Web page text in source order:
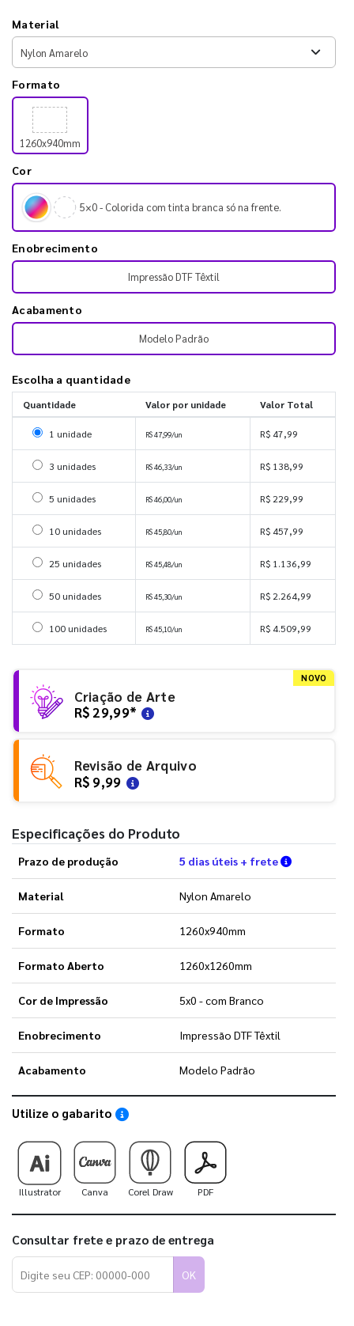
Material
Formato
1260x940mm
Cor
5×0 - Colorida com tinta branca só na frente.
Enobrecimento
Impressão DTF Têxtil
Acabamento
Modelo Padrão
Escolha a quantidade
Quantidade Valor por unidade Valor Total
Selecionar 1 unidade
1 unidade R$ 47,99/un R$ 47,99
Selecionar 3 unidades
3 unidades R$ 46,33/un R$ 138,99
Selecionar 5 unidades
5 unidades R$ 46,00/un R$ 229,99
Selecionar 10 unidades
10 unidades R$ 45,80/un R$ 457,99
Selecionar 25 unidades
25 unidades R$ 45,48/un R$ 1.136,99
Selecionar 50 unidades
50 unidades R$ 45,30/un R$ 2.264,99
Selecionar 100 unidades
100 unidades R$ 45,10/un R$ 4.509,99
NOVO
Criação de Arte
R$ 29,99*
Revisão de Arquivo
R$ 9,99
Especificações do Produto
Prazo de produção 5 dias úteis + frete Verifique
Material Nylon Amarelo
Formato 1260x940mm
Formato Aberto 1260x1260mm
Cor de Impressão 5x0 - com Branco
Enobrecimento Impressão DTF Têxtil
Acabamento Modelo Padrão
Utilize o gabarito Saiba como utilizar os nossos gabaritos
Illustrator Canva Corel Draw PDF
Consultar frete e prazo de entrega
OK